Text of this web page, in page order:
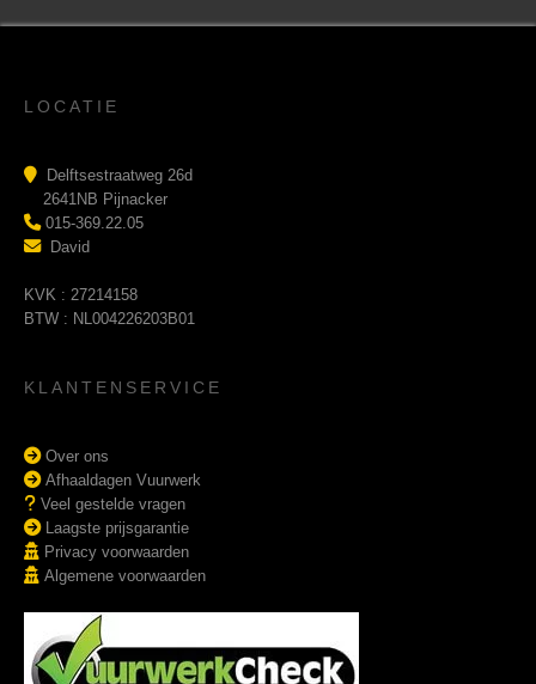
LOCATIE
Delftsestraatweg 26d
2641NB Pijnacker
015-369.22.05
David
KVK : 27214158
BTW : NL004226203B01
KLANTENSERVICE
Over ons
Afhaaldagen Vuurwerk
Veel gestelde vragen
Laagste prijsgarantie
Privacy voorwaarden
Algemene voorwaarden